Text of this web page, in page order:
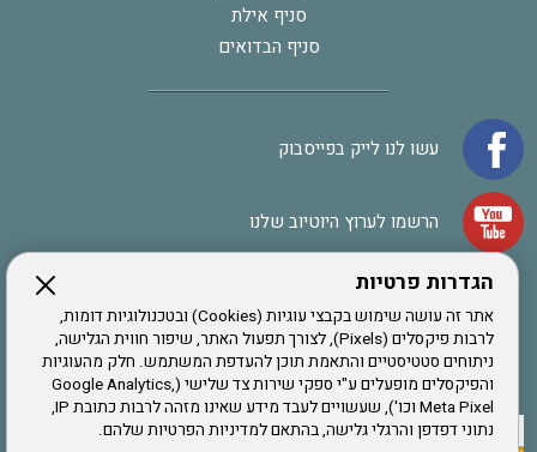
הגדרות פרטיות
אתר זה עושה שימוש בקבצי עוגיות (Cookies) ובטכנולוגיות דומות,
לרבות פיקסלים (Pixels), לצורך תפעול האתר, שיפור חווית הגלישה,
ניתוחים סטטיסטיים והתאמת תוכן להעדפת המשתמש. חלק מהעוגיות
והפיקסלים מופעלים ע"י ספקי שירות צד שלישי (Google Analytics,
Meta Pixel וכו'), שעשויים לעבד מידע שאינו מזהה לרבות כתובת IP,
נתוני דפדפן והרגלי גלישה, בהתאם למדיניות הפרטיות שלהם.
סניף אילת
סניף הבדואים
עשו לנו לייק בפייסבוק
הרשמו לערוץ היוטיוב שלנו
אתר צה"ל
תקנון האתר